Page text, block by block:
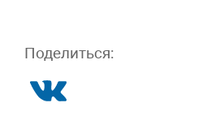
Поделиться: